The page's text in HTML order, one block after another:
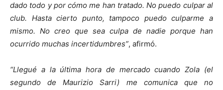
dado todo y por cómo me han tratado. No puedo culpar al
club. Hasta cierto punto, tampoco puedo culparme a
mismo. No creo que sea culpa de nadie porque han
ocurrido muchas incertidumbres”, afirmó.
“Llegué a la última hora de mercado cuando Zola (el
segundo de Maurizio Sarri) me comunica que no